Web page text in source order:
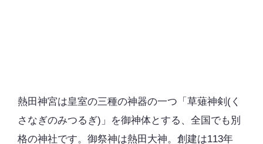
熱田神宮は皇室の三種の神器の一つ「草薙神剣(く
さなぎのみつるぎ)」を御神体とする、全国でも別
格の神社です。御祭神は熱田大神。創建は113年